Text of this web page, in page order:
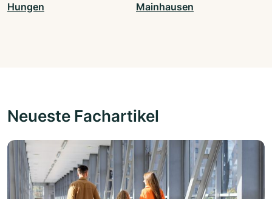
Hungen Mainhausen
Neueste Fachartikel